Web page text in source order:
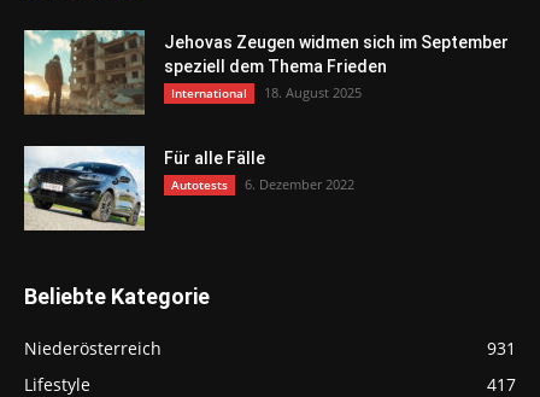
Jehovas Zeugen widmen sich im September
speziell dem Thema Frieden
International 18. August 2025
Für alle Fälle
Autotests 6. Dezember 2022
Beliebte Kategorie
Niederösterreich
931
Lifestyle
417